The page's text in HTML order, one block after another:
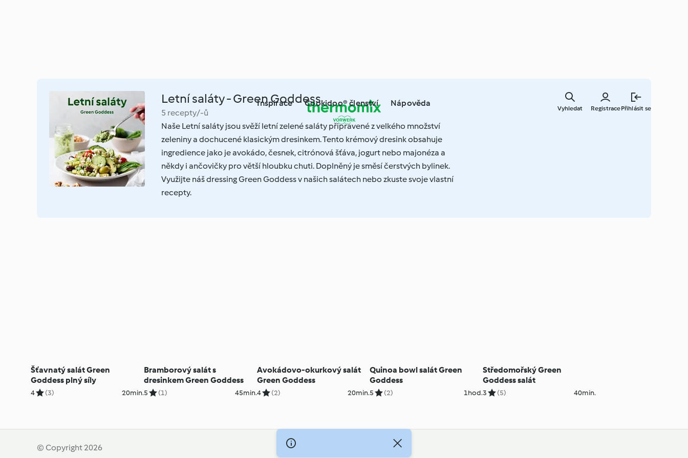
hlavnímu
Inspirace Cookidoo® členství Nápověda
RegistracePřihlásit se
Vyhledat
Letní saláty - Green Goddess
5 recepty/-ů
Naše Letní saláty jsou svěží letní zelené saláty připravené z velkého množství
zeleniny a dochucené klasickým dresinkem. Tento krémový dresink obsahuje
ingredience jako je avokádo, česnek, citrónová šťáva, jogurt nebo majonéza a
někdy i ančovičky pro větší hloubku chuti. Doplněný je směsí čerstvých bylinek.
Využijte náš dressing Green Goddess v našich salátech nebo zkuste svoje vlastní
recepty.
Šťavnatý salát Green
Goddess plný síly
4 (3) 20min.
Bramborový salát s
dresinkem Green Goddess
5 (1) 45min.
Avokádovo-okurkový salát
Green Goddess
4 (2) 20min.
Quinoa bowl salát Green
Goddess
5 (2) 1hod.
Středomořský Green
Goddess salát
3 (5) 40min.
© Copyright 2026